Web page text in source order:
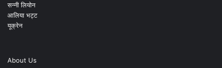
सन्नी लियोन
आलिया भट्ट
यूक्रेन
About Us